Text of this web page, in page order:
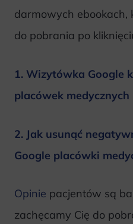
darmowych ebookach,
do pobrania po
1. Wizytówka Google
placówek medycznych
2. Jak usunąć
Google placówki
Opinie pacjentów są
zachęcamy Cię do